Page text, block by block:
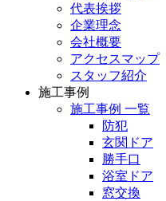
代表挨拶
企業理念
会社概要
アクセスマップ
スタッフ紹介
施工事例
施工事例 一覧
防犯
玄関ドア
勝手口
浴室ドア
窓交換